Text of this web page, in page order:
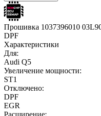
Прошивка 1037396010
DPF
Характеристики
Для:
Audi Q5
Увеличение мощности:
ST1
Отключено:
DPF
EGR
Расширение: